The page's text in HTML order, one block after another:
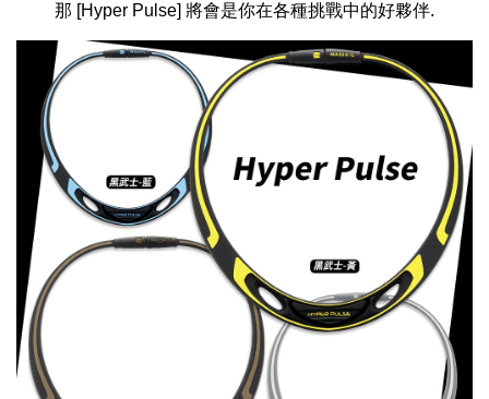
那 [Hyper Pulse] 將會是你在各種挑戰中的好夥伴.